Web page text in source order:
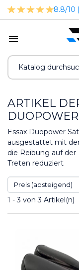
8.8/10
ARTIKEL
DUOPOWER
Essax Duopower
ausgestattet mit
die Reibung auf
Treten reduziert
1 - 3 von 3 Artikel(n)